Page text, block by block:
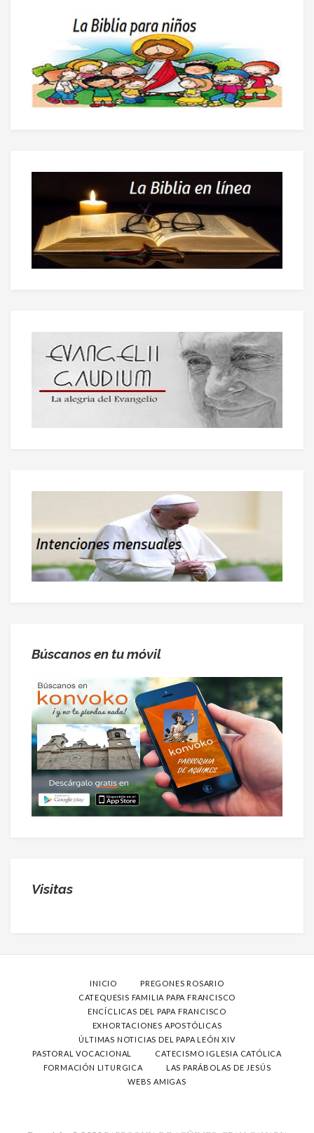
Búscanos en tu móvil
Visitas
INICIO
PREGONES ROSARIO
CATEQUESIS FAMILIA PAPA FRANCISCO
ENCÍCLICAS DEL PAPA FRANCISCO
EXHORTACIONES APOSTÓLICAS
ÚLTIMAS NOTICIAS DEL PAPA LEÓN XIV
PASTORAL VOCACIONAL
CATECISMO IGLESIA CATÓLICA
FORMACIÓN LITURGICA
LAS PARÁBOLAS DE JESÚS
WEBS AMIGAS